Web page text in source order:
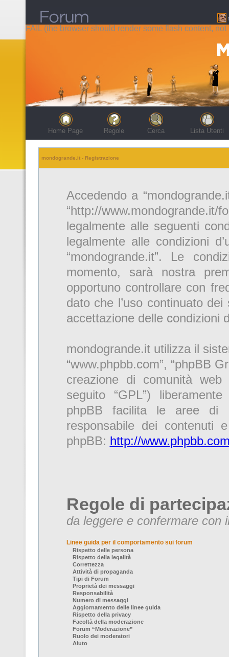
FAIL (the browser should render some flash content, not
Home Page Regole Cerca Lista Utenti
mondogrande.it - Registrazione
Accedendo a
“http://
legalmente alle seguenti
legalmente alle condizioni
“mondogrande.it”. Le
momento, sarà nostra
opportuno controllare con
dato che l’uso continuato
accettazione delle condizioni
mondogrande.it utilizza il
“www.phpbb.com”, “phpBB
creazione di comunità web
seguito “GPL”)
phpBB facilita le aree di
responsabile dei contenuti
phpBB: http://
Regole di
da leggere e confermare con
Linee guida per il comportamento sui forum
Rispetto delle persona
Rispetto della legalità
Correttezza
Attività di propaganda
Tipi di Forum
Proprietà dei messaggi
Responsabilità
Numero di messaggi
Aggiornamento delle linee guida
Rispetto della privacy
Facoltà della moderazione
Forum “Moderazione”
Ruolo dei moderatori
Aiuto